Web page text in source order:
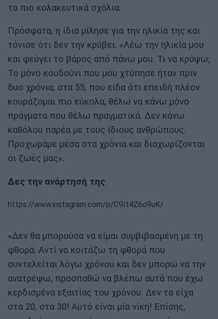
τα πιο κολακευτικά σχόλια.
Πρόσφατα, η ίδια μίλησε για την ηλικία της και
τόνισε ότι δεν την κρύβει: «Λέω την ηλικία μου
και φεύγει το βάρος από πάνω μου. Τι να κρύψω;
Το μόνο κουδούνι που μου χτύπησε ήταν πριν
δυο χρόνια, στα 55, που είδα ότι επειδή πλέον
κουράζομαι πιο εύκολα, θέλω να κάνω μόνο
πράγματα που θέλω πραγματικά. Δεν κάνω
καθόλου παρέα με τους ίδιους ανθρώπους.
Προχωράμε μέσα στα χρόνια και διαχωρίζονται
οι ζωές μας».
Δες την ανάρτησή της
https://www.instagram.com/p/C9It4Z6o9uK/
«Δεν θα μπορούσα να είμαι συμβιβασμένη με τη
φθορά. Αντί να κοιτάζω τη φθορά που
συντελείται λόγω χρόνου και δεν μπορώ να την
ανατρέψω, προσπαθώ να βλέπω αυτά που έχω
κερδισμένα εξαιτίας του χρόνου. Δεν τα είχα
στα 20, στα 30! Αυτό είναι μία νίκη! Επίσης,